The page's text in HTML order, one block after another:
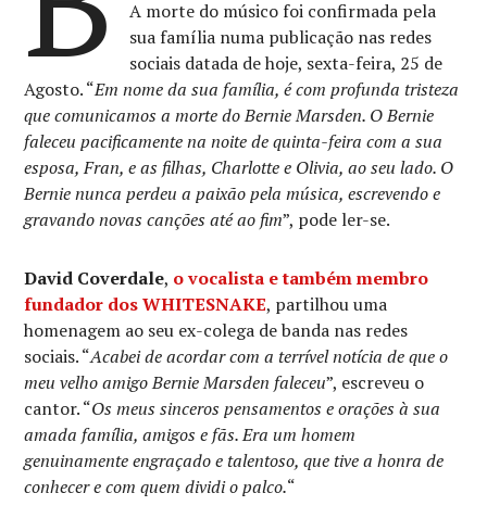
A morte do músico foi confirmada pela
sua família numa publicação nas redes
sociais datada de hoje, sexta-feira, 25 de
Agosto. “Em nome da sua família, é com profunda tristeza
que comunicamos a morte do Bernie Marsden. O Bernie
faleceu pacificamente na noite de quinta-feira com a sua
esposa, Fran, e as filhas, Charlotte e Olivia, ao seu lado. O
Bernie nunca perdeu a paixão pela música, escrevendo e
gravando novas canções até ao fim”, pode ler-se.
David Coverdale, o vocalista e também membro
fundador dosWHITESNAKE, partilhou uma
homenagem ao seu ex-colega de banda nas redes
sociais. “Acabei de acordar com a terrível notícia de que o
meu velho amigo Bernie Marsden faleceu”, escreveu o
cantor. “Os meus sinceros pensamentos e orações à sua
amada família, amigos e fãs. Era um homem
genuinamente engraçado e talentoso, que tive a honra de
conhecer e com quem dividi o palco.“